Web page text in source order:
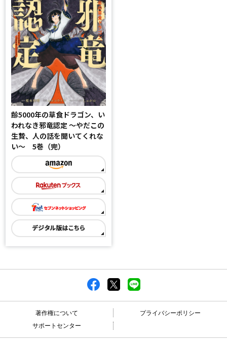
齢5000年の草食ドラゴン、い
われなき邪竜認定 ～やだこの
生贄、人の話を聞いてくれな
い～ 5巻（完）
著作権について
プライバシーポリシー
サポートセンター